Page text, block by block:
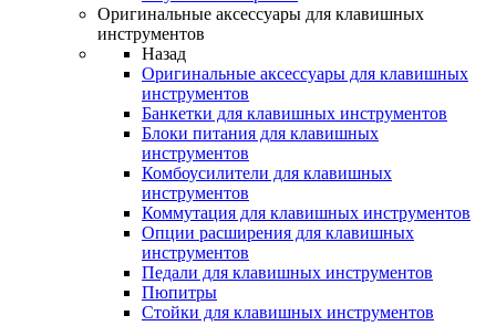
Оригинальные аксессуары для клавишных
инструментов
Назад
Оригинальные аксессуары для клавишных
инструментов
Банкетки для клавишных инструментов
Блоки питания для клавишных
инструментов
Комбоусилители для клавишных
инструментов
Коммутация для клавишных инструментов
Опции расширения для клавишных
инструментов
Педали для клавишных инструментов
Пюпитры
Стойки для клавишных инструментов